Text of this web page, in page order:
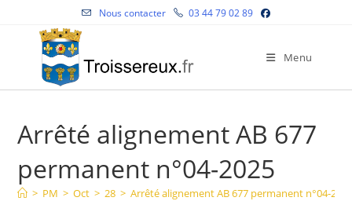
Nous contacter 03 44 79 02 89
Menu
Arrêté alignement AB 677
permanent n°04-2025
> PM > Oct > 28 > Arrêté alignement AB 677 permanent n°04-